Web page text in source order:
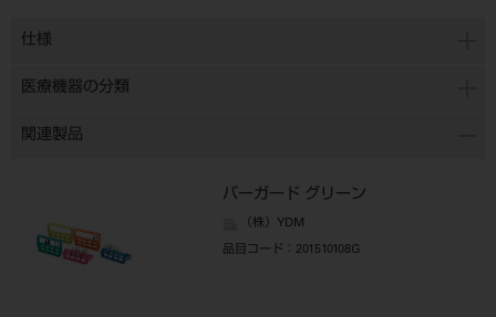
仕様
医療機器の分類
関連製品
バーガード グリーン
（株）YDM
品目コード ：201510108G